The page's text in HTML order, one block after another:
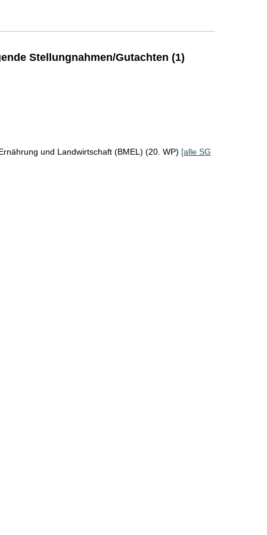
Stellungnahmen/Gutachten (1)
und Landwirtschaft (BMEL) (20. WP) [alle SG